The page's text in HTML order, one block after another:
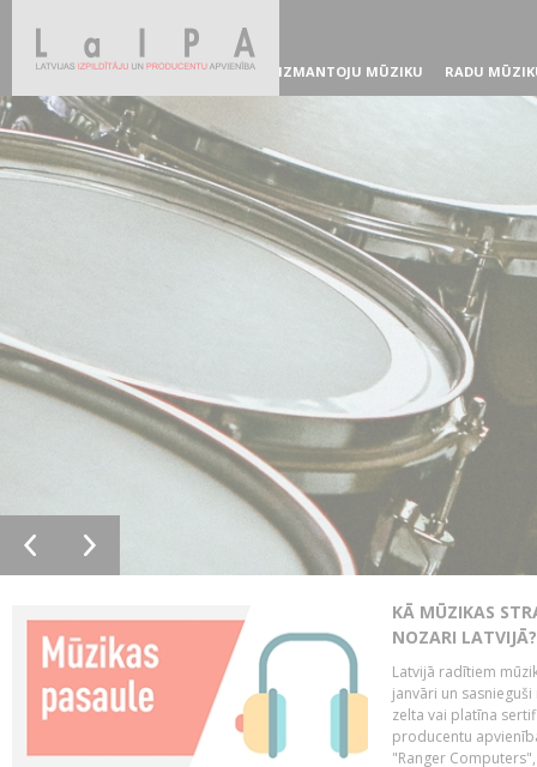
IZMANTOJU MŪZIKU RADU
KĀ MŪZIKAS
NOZARI LATVIJĀ?
Latvijā radītiem
janvāri un
zelta vai platīna
producentu
"Ranger